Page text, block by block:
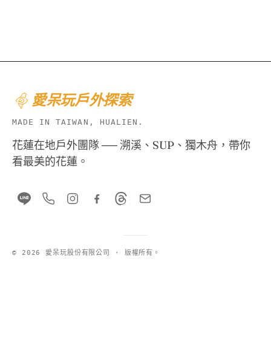
愛呆玩戶外探索
MADE IN TAIWAN, HUALIEN.
花蓮在地戶外團隊 ── 溯溪、SUP、獨木舟，帶你
看最美的花蓮。
© 2026 愛呆玩股份有限公司 · 版權所有。